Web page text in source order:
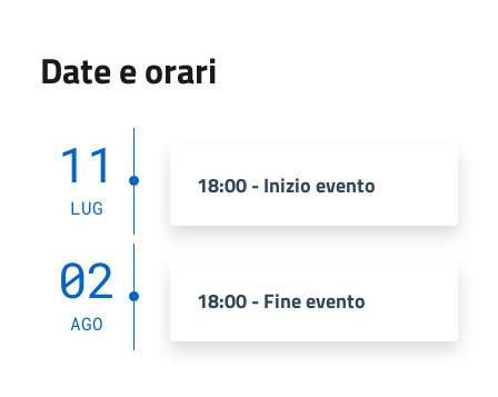
Date e orari
11
LUG
18:00 - Inizio evento
02
AGO
18:00 - Fine evento